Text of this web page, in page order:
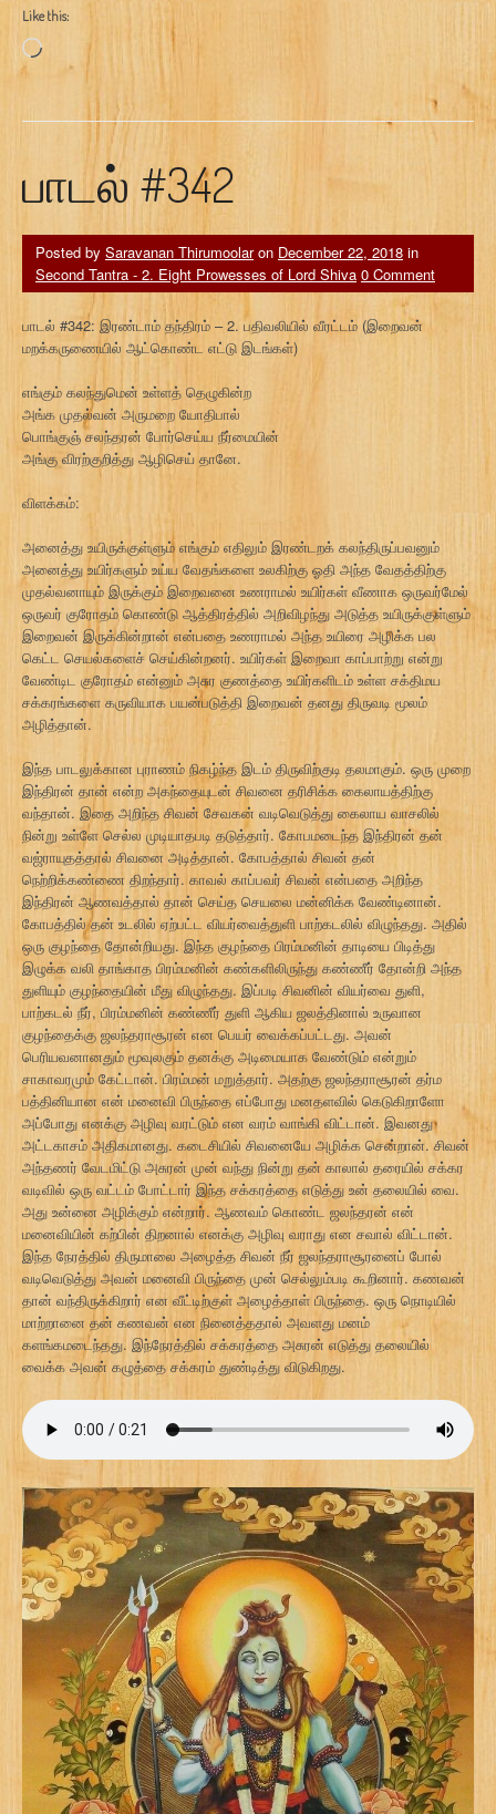
Like this:
Loading…
பாடல் #342
Posted by Saravanan Thirumoolaron December 22, 2018 in
Second Tantra - 2. Eight Prowesses of Lord Shiva 0 Comment
பாடல் #342: இரண்டாம் தந்திரம் – 2. பதிவலியில் வீரட்டம் (இறைவன்
மறக்கருணையில் ஆட்கொண்ட எட்டு இடங்கள்)
எங்கும் கலந்துமென் உள்ளத் தெழுகின்ற
அங்க முதல்வன் அருமறை யோதிபால்
பொங்குஞ் சலந்தரன் போர்செய்ய நீர்மையின்
அங்கு விரற்குறித்து ஆழிசெய் தானே.
விளக்கம்:
அனைத்து உயிருக்குள்ளும் எங்கும் எதிலும் இரண்டறக் கலந்திருப்பவனும்
அனைத்து உயிர்களும் உய்ய வேதங்களை உலகிற்கு ஓதி அந்த வேதத்திற்கு
முதல்வனாயும் இருக்கும் இறைவனை உணராமல் உயிர்கள் வீணாக ஒருவர்மேல்
ஒருவர் குரோதம் கொண்டு ஆத்திரத்தில் அறிவிழந்து அடுத்த உயிருக்குள்ளும்
இறைவன் இருக்கின்றான் என்பதை உணராமல் அந்த உயிரை அழிக்க பல
கெட்ட செயல்களைச் செய்கின்றனர். உயிர்கள் இறைவா காப்பாற்று என்று
வேண்டிட குரோதம் என்னும் அசுர குணத்தை உயிர்களிடம் உள்ள சக்திமய
சக்கரங்களை கருவியாக பயன்படுத்தி இறைவன் தனது திருவடி மூலம்
அழித்தான்.
இந்த பாடலுக்கான புராணம் நிகழ்ந்த இடம் திருவிற்குடி தலமாகும். ஒரு முறை
இந்திரன் தான் என்ற அகந்தையுடன் சிவனை தரிசிக்க கைலாயத்திற்கு
வந்தான். இதை அறிந்த சிவன் சேவகன் வடிவெடுத்து கைலாய வாசலில்
நின்று உள்ளே செல்ல முடியாதபடி தடுத்தார். கோபமடைந்த இந்திரன் தன்
வஜ்ராயுதத்தால் சிவனை அடித்தான். கோபத்தால் சிவன் தன்
நெற்றிக்கண்ணை திறந்தார். காவல் காப்பவர் சிவன் என்பதை அறிந்த
இந்திரன் ஆணவத்தால் தான் செய்த செயலை மன்னிக்க வேண்டினான்.
கோபத்தில் தன் உடலில் ஏற்பட்ட வியர்வைத்துளி பாற்கடலில் விழுந்தது. அதில்
ஒரு குழந்தை தோன்றியது. இந்த குழந்தை பிரம்மனின் தாடியை பிடித்து
இழுக்க வலி தாங்காத பிரம்மனின் கண்களிலிருந்து கண்ணீர் தோன்றி அந்த
துளியும் குழந்தையின் மீது விழுந்தது. இப்படி சிவனின் வியர்வை துளி,
பாற்கடல் நீர், பிரம்மனின் கண்ணீர் துளி ஆகிய ஜலத்தினால் உருவான
குழந்தைக்கு ஜலந்தராசூரன் என பெயர் வைக்கப்பட்டது. அவன்
பெரியவனானதும் மூவுலகும் தனக்கு அடிமையாக வேண்டும் என்றும்
சாகாவரமும் கேட்டான். பிரம்மன் மறுத்தார். அதற்கு ஜலந்தராசூரன் தர்ம
பத்தினியான என் மனைவி பிருந்தை எப்போது மனதளவில் கெடுகிறாளோ
அப்போது எனக்கு அழிவு வரட்டும் என வரம் வாங்கி விட்டான். இவனது
அட்டகாசம் அதிகமானது. கடைசியில் சிவனையே அழிக்க சென்றான். சிவன்
அந்தணர் வேடமிட்டு அசுரன் முன் வந்து நின்று தன் காலால் தரையில் சக்கர
வடிவில் ஒரு வட்டம் போட்டார் இந்த சக்கரத்தை எடுத்து உன் தலையில் வை.
அது உன்னை அழிக்கும் என்றார். ஆணவம் கொண்ட ஜலந்தரன் என்
மனைவியின் கற்பின் திறனால் எனக்கு அழிவு வராது என சவால் விட்டான்.
இந்த நேரத்தில் திருமாலை அழைத்த சிவன் நீர் ஜலந்தராசூரனைப் போல்
வடிவெடுத்து அவன் மனைவி பிருந்தை முன் செல்லும்படி கூறினார். கணவன்
தான் வந்திருக்கிறார் என வீட்டிற்குள் அழைத்தாள் பிருந்தை. ஒரு நொடியில்
மாற்றானை தன் கணவன் என நினைத்ததால் அவளது மனம்
களங்கமடைந்தது. இந்நேரத்தில் சக்கரத்தை அசுரன் எடுத்து தலையில்
வைக்க அவன் கழுத்தை சக்கரம் துண்டித்து விடுகிறது.